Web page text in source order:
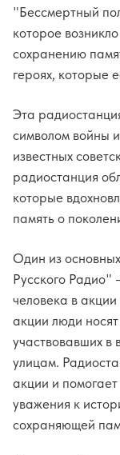
"Бессмертный
которое
сохранению
героях, которые
Эта
символом войны
известных
радиостанция
которые
память о
Один из
Русского Радио"
человека в
акции люди
участвовавших в
улицам.
акции и
уважения к
сохраняющей